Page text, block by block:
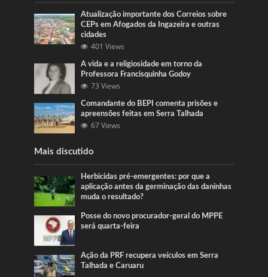
Atualização importante dos Correios sobre
CEPs em Afogados da Ingazeira e outras
cidades
401 Views
A vida e a religiosidade em torno da
Professora Francisquinha Godoy
73 Views
Comandante do BEPI comenta prisões e
apreensões feitas em Serra Talhada
67 Views
Mais discutido
Herbicidas pré-emergentes: por que a
aplicação antes da germinação das daninhas
muda o resultado?
Posse do novo procurador-geral do MPPE
será quarta-feira
Ação da PRF recupera veículos em Serra
Talhada e Caruaru